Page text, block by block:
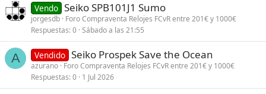
Vendo Seiko SPB101J1 Sumo
jorgesdb Foro Compraventa Relojes FCvR entre 201€ y 1000€
Respuestas 0 Sábado a las 21:55
A Vendido Seiko Prospek Save the Ocean
azurano Foro Compraventa Relojes FCvR entre 201€ y 1000€
Respuestas 0 1 Jul 2026